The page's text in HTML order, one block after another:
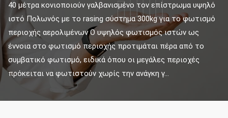
40 μέτρα κονιοποιούν γαλβανισμένο τον επίστρωμα υψηλό
ιστό Πολωνός με το rasing σύστημα 300kg για το φωτισμό
περιοχής αερολιμένων Ο υψηλός φωτισμός ιστών ως
έννοια στο φωτισμό περιοχής προτιμάται πέρα από το
συμβατικό φωτισμό, ειδικά όπου οι μεγάλες περιοχές
πρόκειται να φωτιστούν χωρίς την ανάγκη γ...